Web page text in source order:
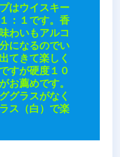
はウイスキー
：１です。香
わいもアルコ
になるのでい
てきて楽しく
すが硬度１０
お薦めです。
グラスがなく
ス（白）で楽